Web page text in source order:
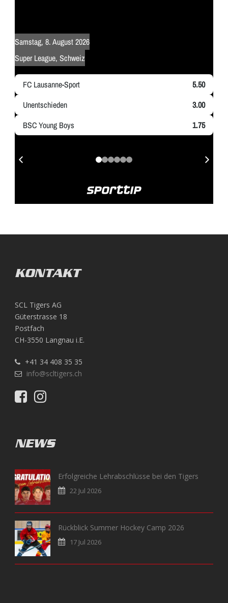
KONTAKT
SCL Tigers AG
Güterstrasse 18
Postfach
CH-3550 Langnau i.E.
+41 34 408 35 35
info@scltigers.ch
NEWS
Erfolgreiche Lehrabschlüsse bei den Tigers
22 Jul 2026
Rückblick Summer Hockey Camp 2026
17 Jul 2026